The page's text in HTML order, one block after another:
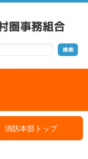
消防本部トップ